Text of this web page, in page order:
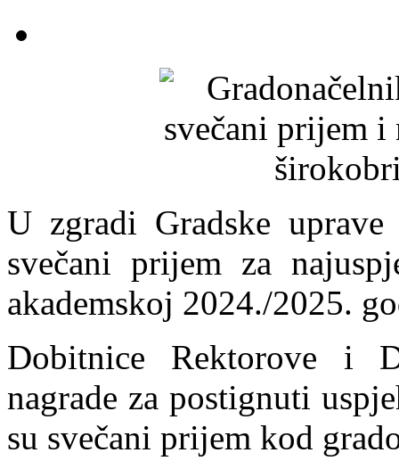
U zgradi Gradske
svečani prijem za
akademskoj 2024./2025.
Dobitnice Rektorove i
nagrade za postignuti
su svečani prijem kod